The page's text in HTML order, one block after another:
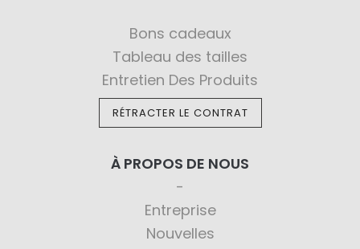
Bons cadeaux
Tableau des tailles
Entretien Des Produits
RÉTRACTER LE CONTRAT
À PROPOS DE NOUS
Entreprise
Nouvelles